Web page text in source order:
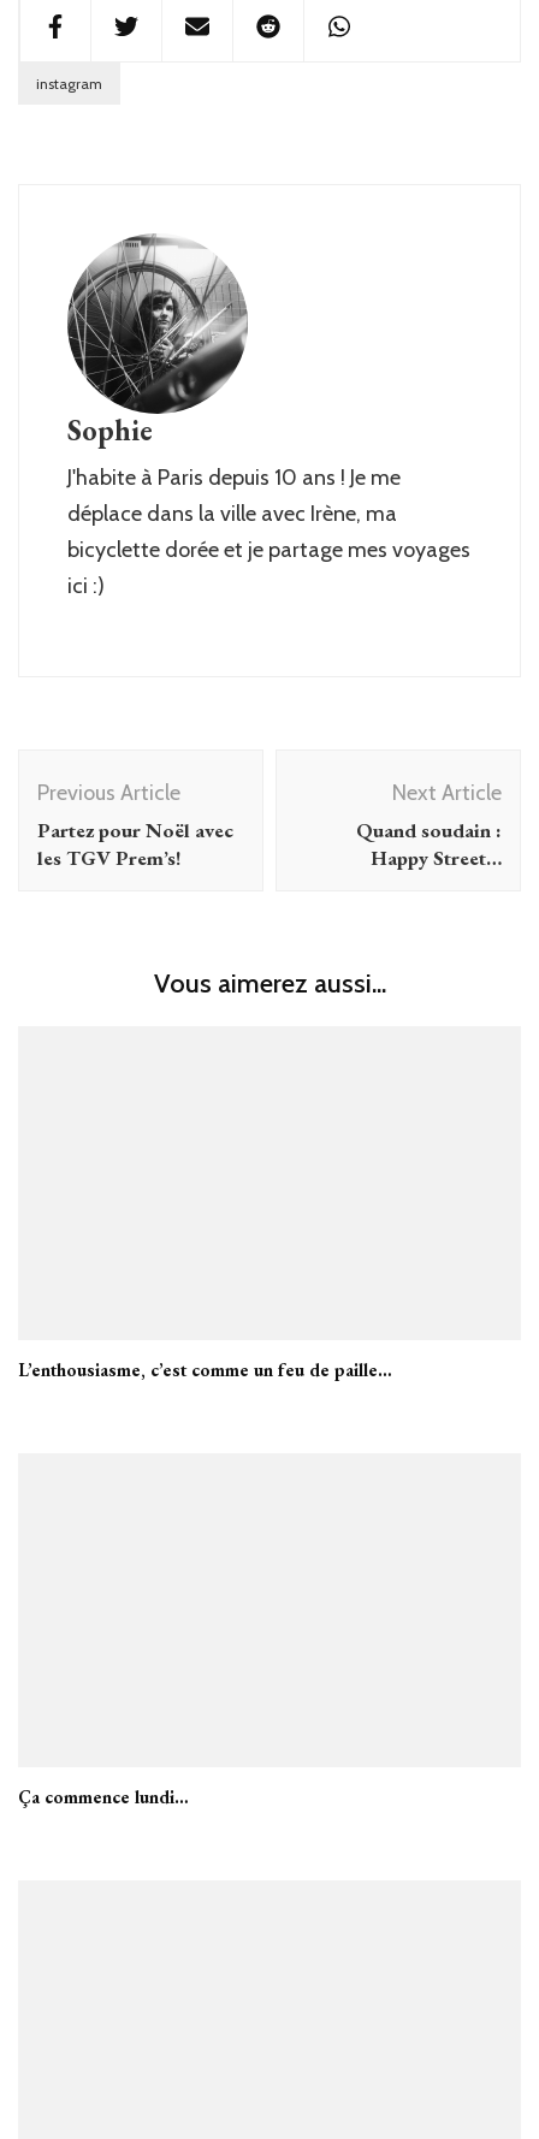
instagram
Sophie
J'habite à Paris depuis 10 ans ! Je me
déplace dans la ville avec Irène, ma
bicyclette dorée et je partage mes voyages
ici :)
Navigation
Previous Article
Partez pour Noël avec
les TGV Prem’s!
Next Article
Quand soudain :
Happy Street…
Vous aimerez aussi...
L’enthousiasme, c’est comme un feu de paille…
Ça commence lundi…